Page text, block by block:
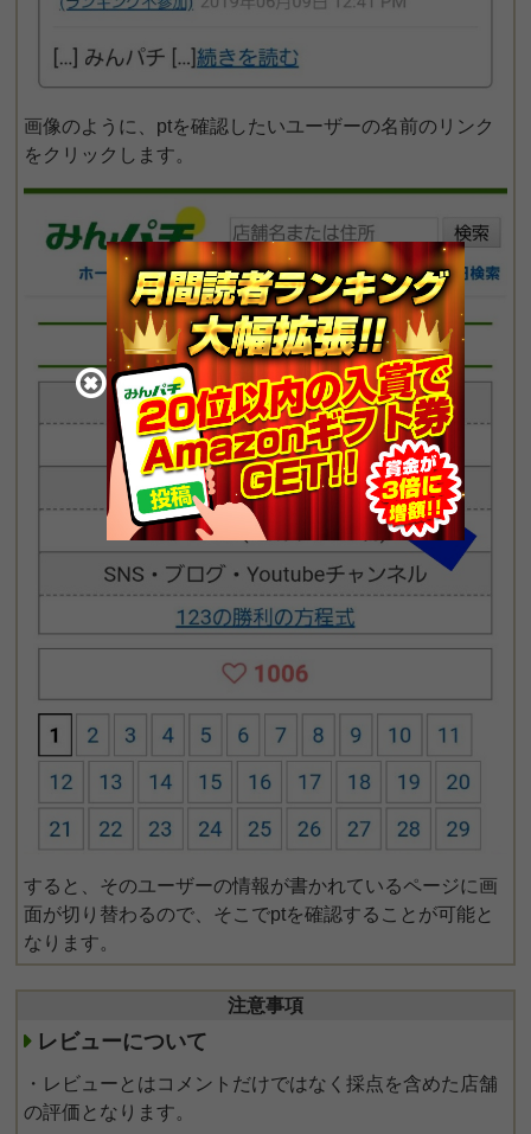
画像のように、ptを確認したいユーザーの名前のリンク
をクリックします。
すると、そのユーザーの情報が書かれているページに画
面が切り替わるので、そこでptを確認することが可能と
なります。
注意事項
レビューについて
・レビューとはコメントだけではなく採点を含めた店舗
の評価となります。